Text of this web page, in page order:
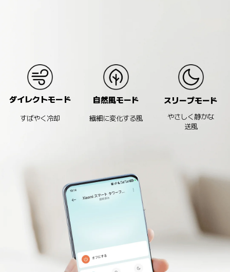
ダイレクトモード
すばやく冷却
自然風モード
繊細に変化する風
スリープモード
やさしく静かな
送風